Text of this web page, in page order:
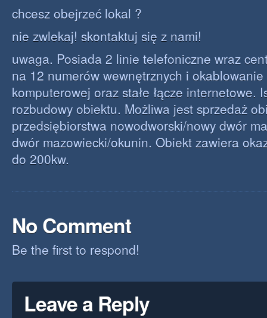
chcesz obejrzeć lokal ?
nie zwlekaj! skontaktuj się z nami!
uwaga. Posiada 2 linie telefoniczne wraz
na 12 numerów wewnętrznych i
komputerowej oraz stałe łącze internetowe.
rozbudowy obiektu. Możliwa jest sprzedaż
przedsiębiorstwa nowodworski/nowy dwór
dwór mazowiecki/okunin. Obiekt zawiera
do 200kw.
No Comment
Be the first to respond!
Leave a Reply